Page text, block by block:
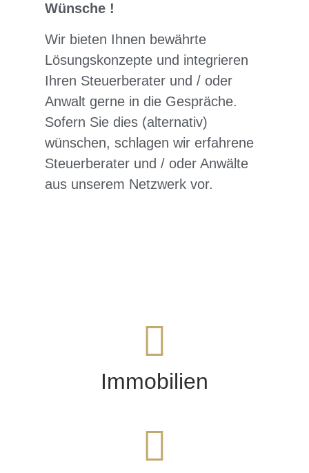
Wünsche !
Wir bieten Ihnen bewährte
Lösungskonzepte und integrieren
Ihren Steuerberater und / oder
Anwalt gerne in die Gespräche.
Sofern Sie dies (alternativ)
wünschen, schlagen wir erfahrene
Steuerberater und / oder Anwälte
aus unserem Netzwerk vor.
Immobilien